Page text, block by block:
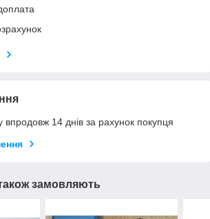
14 днів за рахунок покупця
замовляють